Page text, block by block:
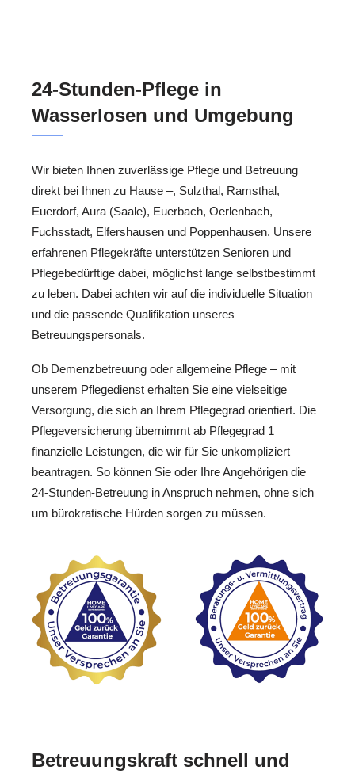
24-Stunden-Pflege in
Wasserlosen und Umgebung
Wir bieten Ihnen zuverlässige Pflege und Betreuung
direkt bei Ihnen zu Hause –, Sulzthal, Ramsthal,
Euerdorf, Aura (Saale), Euerbach, Oerlenbach,
Fuchsstadt, Elfershausen und Poppenhausen. Unsere
erfahrenen Pflegekräfte unterstützen Senioren und
Pflegebedürftige dabei, möglichst lange selbstbestimmt
zu leben. Dabei achten wir auf die individuelle Situation
und die passende Qualifikation unseres
Betreuungspersonals.
Ob Demenzbetreuung oder allgemeine Pflege – mit
unserem Pflegedienst erhalten Sie eine vielseitige
Versorgung, die sich an Ihrem Pflegegrad orientiert. Die
Pflegeversicherung übernimmt ab Pflegegrad 1
finanzielle Leistungen, die wir für Sie unkompliziert
beantragen. So können Sie oder Ihre Angehörigen die
24-Stunden-Betreuung in Anspruch nehmen, ohne sich
um bürokratische Hürden sorgen zu müssen.
Betreuungskraft schnell und